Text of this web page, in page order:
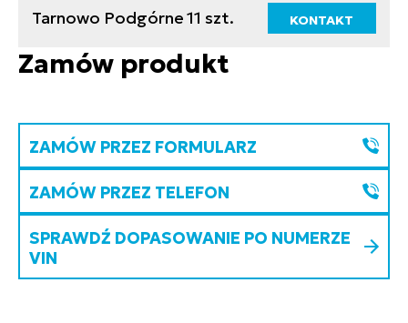
Tarnowo Podgórne11 szt. KONTAKT
Zamów produkt
ZAMÓW PRZEZ FORMULARZ
ZAMÓW PRZEZ TELEFON
SPRAWDŹ DOPASOWANIE PO NUMERZE
VIN